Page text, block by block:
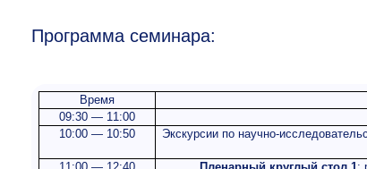
Программа семинара:
Время
09:30 — 11:00
10:00 — 10:50
Экскурсии по научно-